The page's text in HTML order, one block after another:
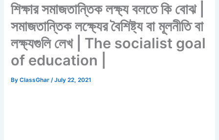
শিক্ষার সমাজতান্তিক লক্ষ্য বলতে কি বোঝ |
সমাজতান্তিক লক্ষ্যের বৈশিষ্ট্য বা মূলনীতি বা
লক্ষ্যগুলি লেখ | The socialist goal
of education |
ByClassGhar/July 22, 2021